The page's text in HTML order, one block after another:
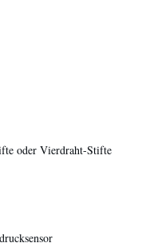
oder Vierdraht-Stifte